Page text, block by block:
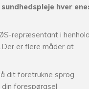
hver
repræsentant i
er flere måder at
dit foretrukne sprog
din forespørgsel